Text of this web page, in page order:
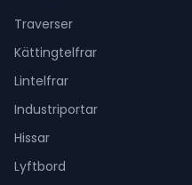
Traverser
Kättingtelfrar
Lintelfrar
Industriportar
Hissar
Lyftbord